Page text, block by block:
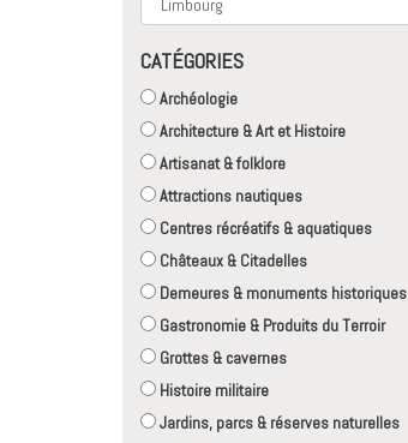
CATÉGORIES
Archéologie
Architecture & Art et Histoire
Artisanat & folklore
Attractions nautiques
Centres récréatifs & aquatiques
Châteaux & Citadelles
Demeures & monuments historiques
Gastronomie & Produits du Terroir
Grottes & cavernes
Histoire militaire
Jardins, parcs & réserves naturelles